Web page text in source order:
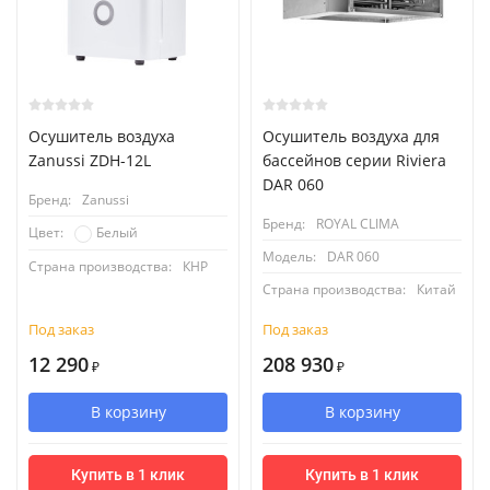
Осушитель воздуха
Zanussi ZDH-12L
Бренд:
Zanussi
Цвет:
Белый
Страна производства:
КНР
Под заказ
12 290 ₽
В корзину
Купить в 1 клик
Осушитель воздуха для
бассейнов cерии Riviera
DAR 060
Бренд:
ROYAL CLIMA
Модель:
DAR 060
Страна производства:
Китай
Под заказ
208 930 ₽
В корзину
Купить в 1 клик